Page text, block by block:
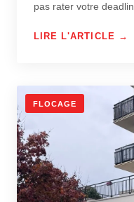
pas rater votre
LIRE L'ARTICLE →
FLOCAGE